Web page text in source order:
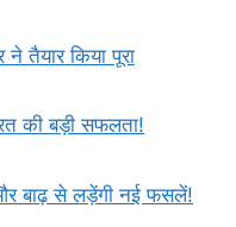
तैयार किया पूरा
की बड़ी सफलता!
बाढ़ से लड़ेंगी नई फसलें!